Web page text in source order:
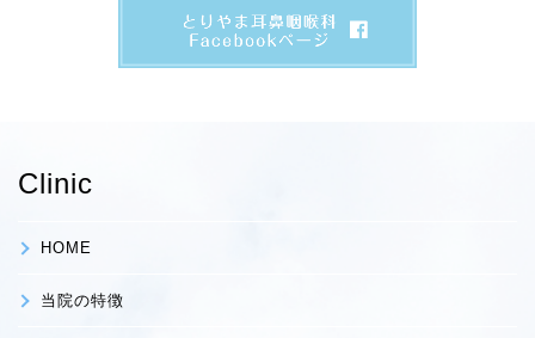
Clinic
HOME
当院の特徴